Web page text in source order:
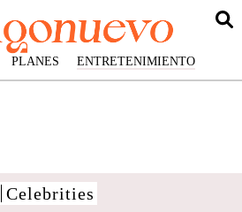
PLANES ENTRETENIMIENTO
Celebrities